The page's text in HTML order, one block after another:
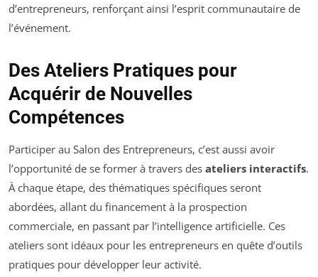
d’entrepreneurs, renforçant ainsi l’esprit communautaire de
l’événement.
Des Ateliers Pratiques pour
Acquérir de Nouvelles
Compétences
Participer au Salon des Entrepreneurs, c’est aussi avoir
l’opportunité de se former à travers des ateliers interactifs.
À chaque étape, des thématiques spécifiques seront
abordées, allant du financement à la prospection
commerciale, en passant par l’intelligence artificielle. Ces
ateliers sont idéaux pour les entrepreneurs en quête d’outils
pratiques pour développer leur activité.